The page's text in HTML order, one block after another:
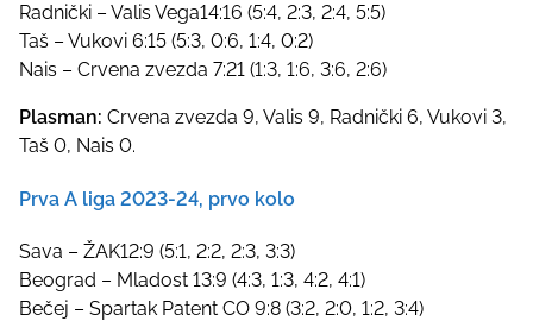
Radnički – Valis Vega14:16 (5:4, 2:3, 2:4, 5:5)
Taš – Vukovi 6:15 (5:3, 0:6, 1:4, 0:2)
Nais – Crvena zvezda 7:21 (1:3, 1:6, 3:6, 2:6)
Plasman: Crvena zvezda 9, Valis 9, Radnički 6, Vukovi 3,
Taš 0, Nais 0.
Prva A liga 2023-24, prvo kolo
Sava – ŽAK12:9 (5:1, 2:2, 2:3, 3:3)
Beograd – Mladost 13:9 (4:3, 1:3, 4:2, 4:1)
Bečej – Spartak Patent CO 9:8 (3:2, 2:0, 1:2, 3:4)